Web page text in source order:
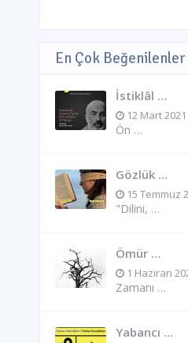
En Çok Beğenilenler
İstiklâl …
12 Mart 2021
Ön …
Gözlük …
15 Temmuz
"Dilini, …
Ömür …
1 Haziran
Zamanı …
Yabancı …